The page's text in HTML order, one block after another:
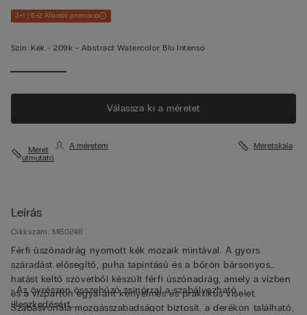
3+1 | 5+2 Állandó promóció
Szín: Kék -209k - Abstract Watercolor Blu Intenso
Válassza ki a méretet
Méret
útmutató
A méretem Méretskála
Leírás
Cikkszám: MB0246
Férfi úszónadrág nyomott kék mozaik mintával. A gyors
száradást elősegítő, puha tapintású és a bőrön bársonyos
hatást keltő szövetből készült férfi úszónadrág, amely a vízben
és a vízparton egyaránt kényelmes és praktikus viselet.
Szabásvonala mozgásszabadságot biztosít, a derékon található,
• Az övrészen összehúzó zsinórral a szabályozható
illeszkedésért